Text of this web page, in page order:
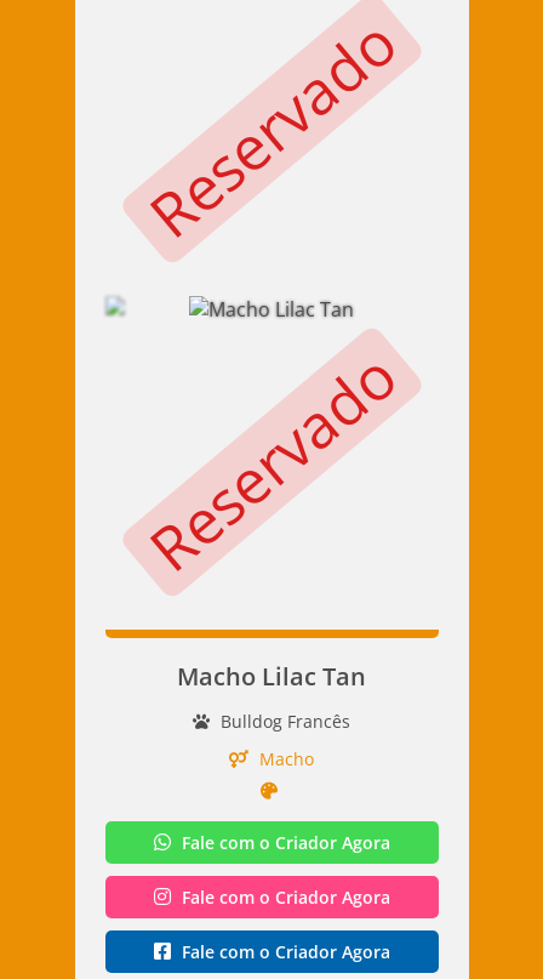
Reservado
Reservado
Macho Lilac Tan
Bulldog Francês
Macho
Fale com o Criador Agora
Fale com o Criador Agora
Fale com o Criador Agora